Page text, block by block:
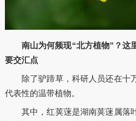
南山为何频现“北方植物”？这
要交汇点
除了驴蹄草，科研人员还在十
代表性的温带植物。
其中，红荚蒾是湖南荚蒾属落